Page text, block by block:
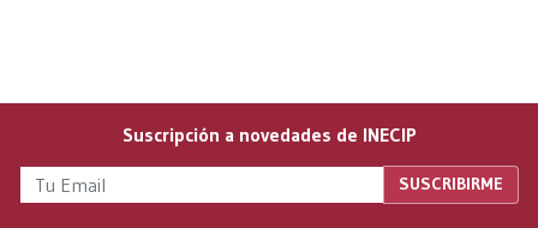
Suscripción a novedades de INECIP